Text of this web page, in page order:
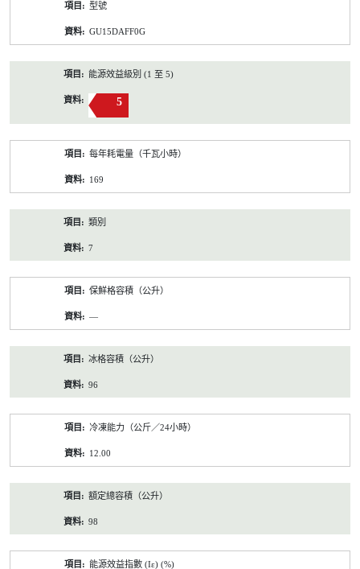
型號
GU15DAFF0G
能源效益級別 (1 至 5)
5
每年耗電量（千瓦小時）
169
類別
7
保鮮格容積（公升）
—
冰格容積（公升）
96
冷凍能力（公斤／24小時）
12.00
額定總容積（公升）
98
能源效益指數 (Iε) (%)